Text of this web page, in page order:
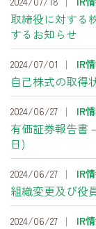
取締役に対する
するお知らせ
2024/07/01 IR
自己株式の取得
2024/06/27 IR
有価証券報告書
日)
2024/06/27 IR
組織変更及び役
2024/06/27 IR